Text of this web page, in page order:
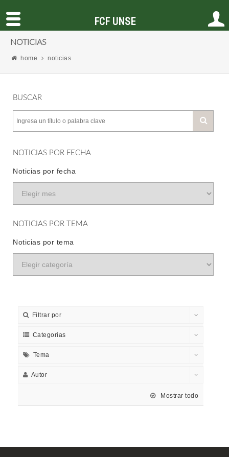
NOTICIAS
home noticias
BUSCAR
NOTICIAS POR FECHA
Noticias por fecha
NOTICIAS POR TEMA
Noticias por tema
Filtrar por
Categorias
Tema
Autor
Mostrar todo
FCF UNSE